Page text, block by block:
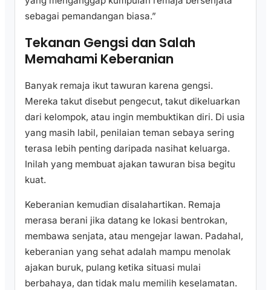
sebagai pemandangan biasa.”
Tekanan Gengsi dan Salah
Memahami Keberanian
Banyak remaja ikut tawuran karena gengsi.
Mereka takut disebut pengecut, takut dikeluarkan
dari kelompok, atau ingin membuktikan diri. Di usia
yang masih labil, penilaian teman sebaya sering
terasa lebih penting daripada nasihat keluarga.
Inilah yang membuat ajakan tawuran bisa begitu
kuat.
Keberanian kemudian disalahartikan. Remaja
merasa berani jika datang ke lokasi bentrokan,
membawa senjata, atau mengejar lawan. Padahal,
keberanian yang sehat adalah mampu menolak
ajakan buruk, pulang ketika situasi mulai
berbahaya, dan tidak malu memilih keselamatan.